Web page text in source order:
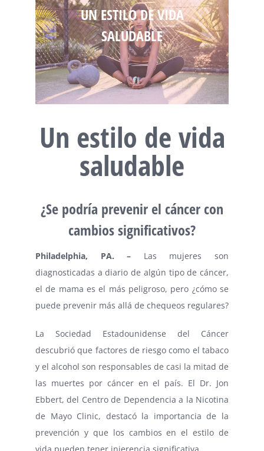
UN ESTILO DE VIDA
SALUDABLE
Un estilo de vida
saludable
¿Se podría prevenir el cáncer con
cambios significativos?
Philadelphia, PA. – Las mujeres son
diagnosticadas a diario de algún tipo de cáncer,
el de mama es el más peligroso, pero ¿cómo se
puede prevenir más allá de chequeos regulares?
La Sociedad Estadounidense del Cáncer
descubrió que factores de riesgo como el tabaco
y el alcohol son responsables de casi la mitad de
las muertes por cáncer en el país. El Dr. Jon
Ebbert, del Centro de Dependencia a la Nicotina
de Mayo Clinic, destacó la importancia de la
prevención y que los cambios en el estilo de